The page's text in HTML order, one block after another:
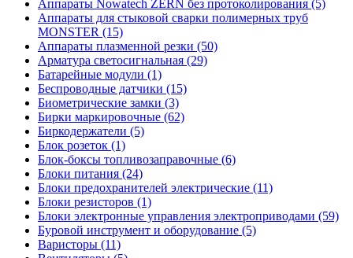
Аппараты Nowatech ZERN без протоколирования (5)
Аппараты для стыковой сварки полимерных труб
MONSTER (15)
Аппараты плазменной резки (50)
Арматура светосигнальная (29)
Батарейные модули (1)
Беспроводные датчики (15)
Биометрические замки (3)
Бирки маркировочные (62)
Биркодержатели (5)
Блок розеток (1)
Блок-боксы топливозаправочные (6)
Блоки питания (24)
Блоки предохранителей электрические (11)
Блоки резисторов (1)
Блоки электронные управления электроприводами (59)
Буровой инструмент и оборудование (5)
Варисторы (11)